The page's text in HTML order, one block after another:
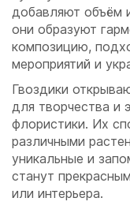
добавляют объём
они образуют
композицию,
мероприятий и
Гвоздики
для творчества и
флористики. Их
различными
уникальные и
станут
или интерьера.